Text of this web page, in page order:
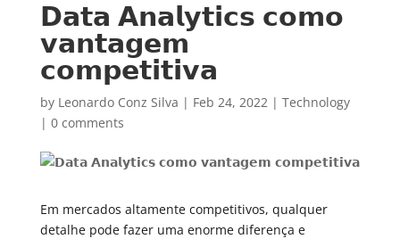
𝗗𝗮𝘁𝗮 𝗔𝗻𝗮𝗹𝘆𝘁𝗶𝗰𝘀 𝗰𝗼𝗺𝗼
𝘃𝗮𝗻𝘁𝗮𝗴𝗲𝗺
𝗰𝗼𝗺𝗽𝗲𝘁𝗶𝘁𝗶𝘃𝗮
by Leonardo Conz Silva | Feb 24, 2022| Technology
| 0 comments
Em mercados altamente competitivos, qualquer
detalhe pode fazer uma enorme diferença e